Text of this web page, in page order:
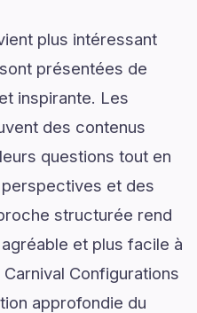
plus intéressant
présentées de
inspirante. Les
des contenus
questions tout en
et des
structurée rend
et plus facile à
Configurations
approfondie du